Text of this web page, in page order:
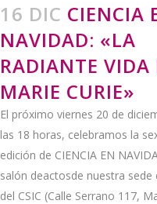
16 DIC CIENCIA
NAVIDAD: «LA
RADIANTE VIDA
MARIE CURIE»
El próximo viernes 20 de
las 18 horas, celebramos la
edición de CIENCIA EN
salón deactosde nuestra sede
del CSIC (Calle Serrano 117,